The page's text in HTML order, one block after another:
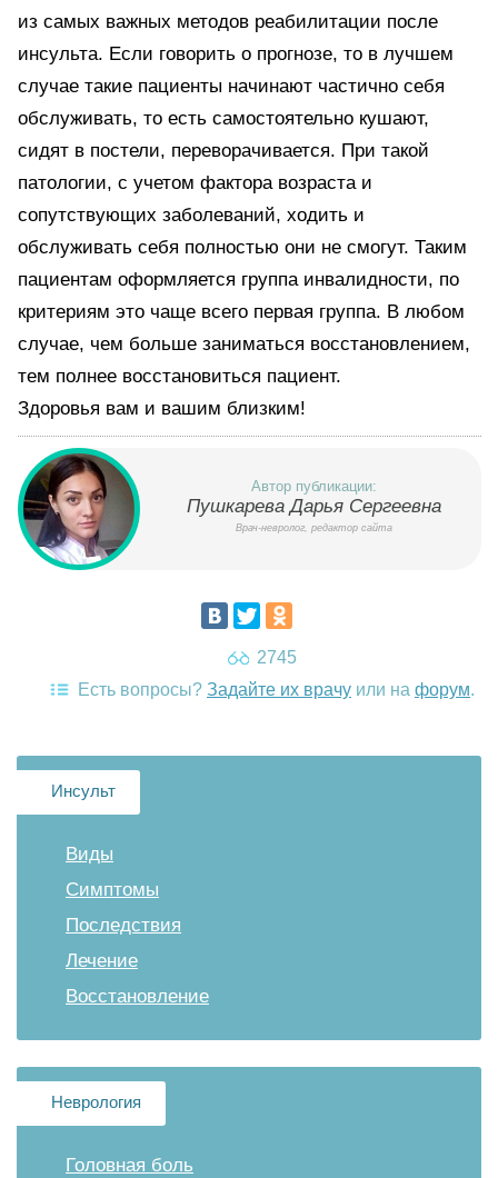
из самых важных методов реабилитации после
инсульта. Если говорить о прогнозе, то в лучшем
случае такие пациенты начинают частично себя
обслуживать, то есть самостоятельно кушают,
сидят в постели, переворачивается. При такой
патологии, с учетом фактора возраста и
сопутствующих заболеваний, ходить и
обслуживать себя полностью они не смогут. Таким
пациентам оформляется группа инвалидности, по
критериям это чаще всего первая группа. В любом
случае, чем больше заниматься восстановлением,
тем полнее восстановиться пациент.
Здоровья вам и вашим близким!
Автор публикации:
Пушкарева Дарья Сергеевна
Врач-невролог, редактор сайта
2745
Есть вопросы? Задайте их врачу или на форум.
Инсульт
Виды
Симптомы
Последствия
Лечение
Восстановление
Неврология
Головная боль